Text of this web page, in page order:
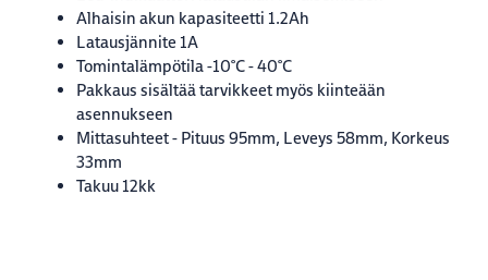
Alhaisin akun kapasiteetti 1.2Ah
Latausjännite 1A
Tomintalämpötila -10°C - 40°C
Pakkaus sisältää tarvikkeet myös kiinteään
asennukseen
Mittasuhteet - Pituus 95mm, Leveys 58mm, Korkeus
33mm
Takuu 12kk